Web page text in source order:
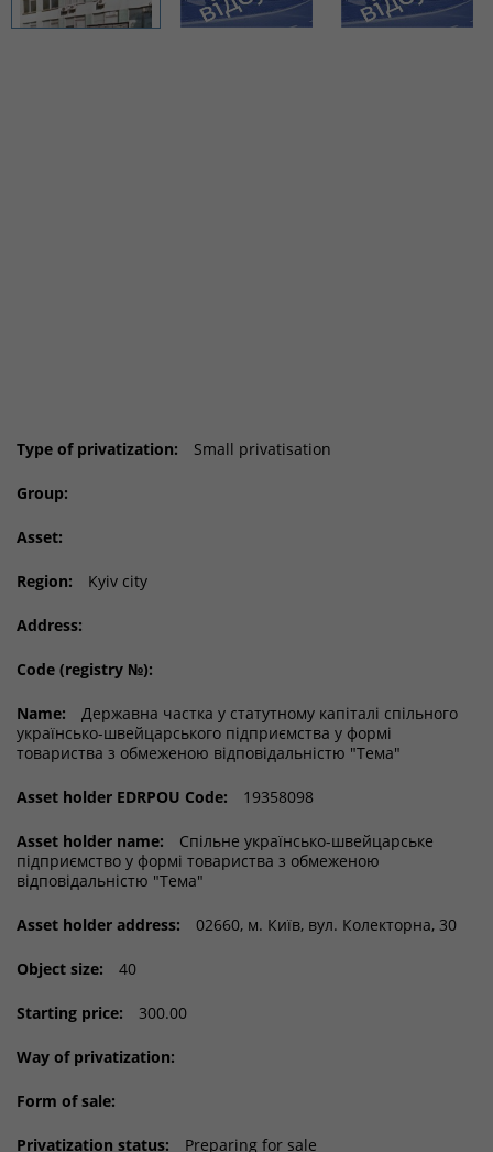
Type of privatization: Small privatisation
Group:
Asset:
Region: Kyiv city
Address:
Code (registry №):
Name:
Державна частка у статутному капіталі спільного
українсько-швейцарського підприємства у формі
товариства з обмеженою відповідальністю "Тема"
Asset holder EDRPOU Code: 19358098
Asset holder name:
Спільне українсько-швейцарське
підприємство у формі товариства з обмеженою
відповідальністю "Тема"
Asset holder address: 02660, м. Київ, вул. Колекторна, 30
Object size: 40
Starting price: 300.00
Way of privatization:
Form of sale:
Privatization status: Preparing for sale